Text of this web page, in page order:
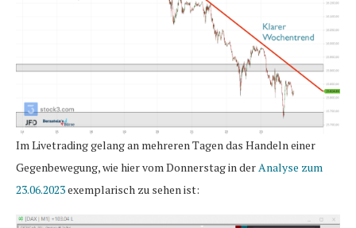
Im Livetrading gelang an mehreren Tagen das Handeln einer
Gegenbewegung, wie hier vom Donnerstag in derAnalyse zum
23.06.2023exemplarisch zu sehen ist: